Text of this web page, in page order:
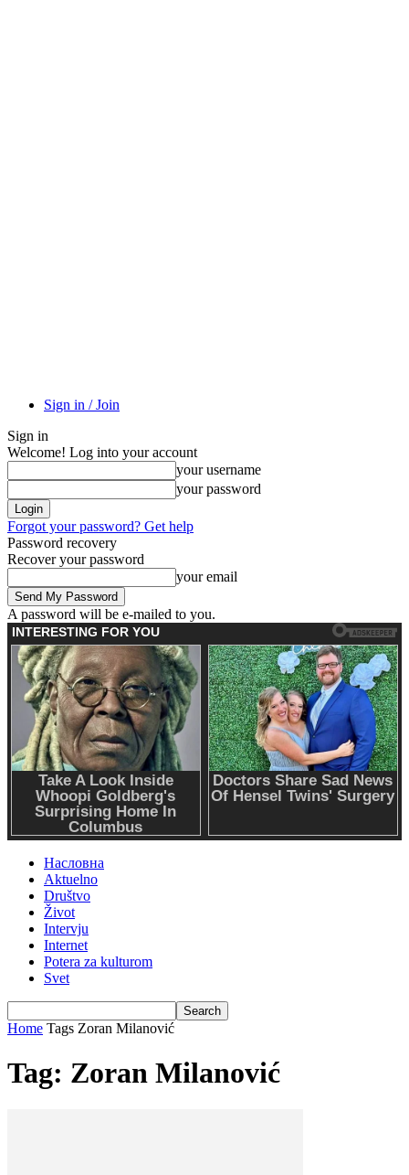
Sign in / Join
Sign in
Welcome! Log into your account
your username
your password
Forgot your password? Get help
Password recovery
Recover your password
your email
A password will be e-mailed to you.
Насловна
Aktuelno
Društvo
Život
Intervju
Internet
Potera za kulturom
Svet
Home Tags Zoran Milanović
Tag: Zoran Milanović